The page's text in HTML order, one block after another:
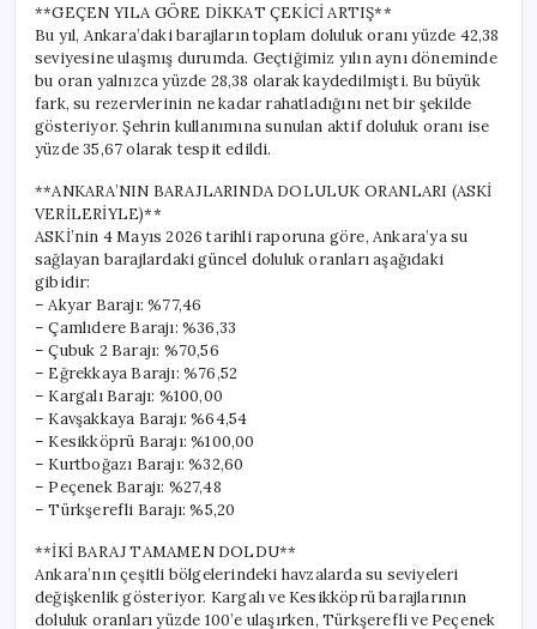
**GEÇEN YILA GÖRE DİKKAT ÇEKİCİ ARTIŞ**
Bu yıl, Ankara’daki barajların toplam doluluk oranı yüzde 42,38
seviyesine ulaşmış durumda. Geçtiğimiz yılın aynı döneminde
bu oran yalnızca yüzde 28,38 olarak kaydedilmişti. Bu büyük
fark, su rezervlerinin ne kadar rahatladığını net bir şekilde
gösteriyor. Şehrin kullanımına sunulan aktif doluluk oranı ise
yüzde 35,67 olarak tespit edildi.
**ANKARA’NIN BARAJLARINDA DOLULUK ORANLARI (ASKİ
VERİLERİYLE)**
ASKİ’nin 4 Mayıs 2026 tarihli raporuna göre, Ankara’ya su
sağlayan barajlardaki güncel doluluk oranları aşağıdaki
gibidir:
– Akyar Barajı: %77,46
– Çamlıdere Barajı: %36,33
– Çubuk 2 Barajı: %70,56
– Eğrekkaya Barajı: %76,52
– Kargalı Barajı: %100,00
– Kavşakkaya Barajı: %64,54
– Kesikköprü Barajı: %100,00
– Kurtboğazı Barajı: %32,60
– Peçenek Barajı: %27,48
– Türkşerefli Barajı: %5,20
**İKİ BARAJ TAMAMEN DOLDU**
Ankara’nın çeşitli bölgelerindeki havzalarda su seviyeleri
değişkenlik gösteriyor. Kargalı ve Kesikköprü barajlarının
doluluk oranları yüzde 100’e ulaşırken, Türkşerefli ve Peçenek